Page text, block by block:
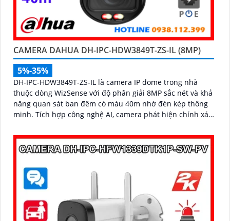
CAMERA DAHUA DH-IPC-HDW3849T-ZS-IL (8MP)
5%-35%
DH-IPC-HDW3849T-ZS-IL là camera IP dome trong nhà
thuộc dòng WizSense với độ phân giải 8MP sắc nét và khả
năng quan sát ban đêm có màu 40m nhờ đèn kép thông
minh. Tích hợp công nghệ AI, camera phát hiện chính xác
nhớ hỗ trợ đến 512GB đảm bảo lưu trữ linh hoạt và chi
tiết, hỗ trợ PoE tiện lợi đây là giải pháp giám sát an ninh